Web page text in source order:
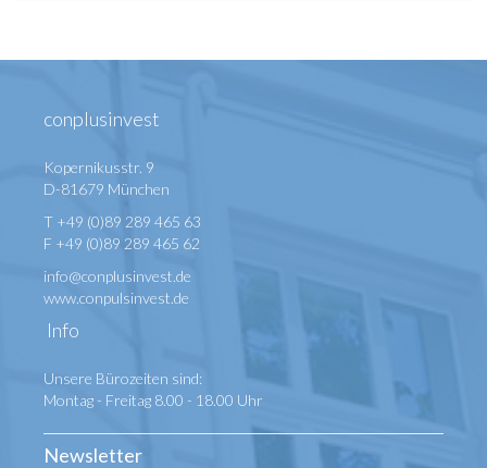
conplusinvest
Kopernikusstr. 9
D-81679 München
T +49 (0)89 289 465 63
F +49 (0)89 289 465 62
info@conplusinvest.de
www.conpulsinvest.de
Info
Unsere Bürozeiten sind:
Montag - Freitag 8.00 - 18.00 Uhr
Newsletter